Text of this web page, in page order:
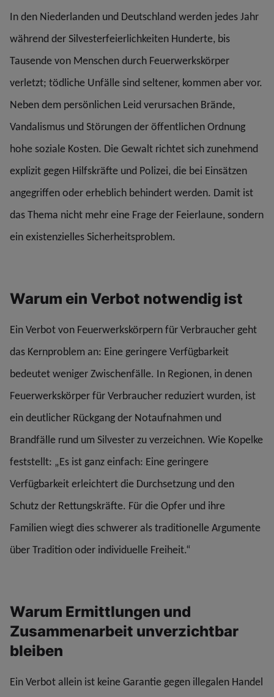
In den Niederlanden und Deutschland werden jedes Jahr
während der Silvesterfeierlichkeiten Hunderte, bis
Tausende von Menschen durch Feuerwerkskörper
verletzt; tödliche Unfälle sind seltener, kommen aber vor.
Neben dem persönlichen Leid verursachen Brände,
Vandalismus und Störungen der öffentlichen Ordnung
hohe soziale Kosten. Die Gewalt richtet sich zunehmend
explizit gegen Hilfskräfte und Polizei, die bei Einsätzen
angegriffen oder erheblich behindert werden. Damit ist
das Thema nicht mehr eine Frage der Feierlaune, sondern
ein existenzielles Sicherheitsproblem.
Warum ein Verbot notwendig ist
Ein Verbot von Feuerwerkskörpern für Verbraucher geht
das Kernproblem an: Eine geringere Verfügbarkeit
bedeutet weniger Zwischenfälle. In Regionen, in denen
Feuerwerkskörper für Verbraucher reduziert wurden, ist
ein deutlicher Rückgang der Notaufnahmen und
Brandfälle rund um Silvester zu verzeichnen. Wie Kopelke
feststellt: „Es ist ganz einfach: Eine geringere
Verfügbarkeit erleichtert die Durchsetzung und den
Schutz der Rettungskräfte. Für die Opfer und ihre
Familien wiegt dies schwerer als traditionelle Argumente
über Tradition oder individuelle Freiheit.“
Warum Ermittlungen und
Zusammenarbeit unverzichtbar
bleiben
Ein Verbot allein ist keine Garantie gegen illegalen Handel